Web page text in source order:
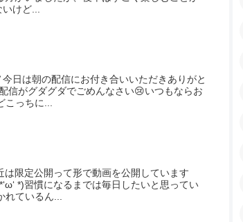
日は夜配信にお付き合いいただきありがとう